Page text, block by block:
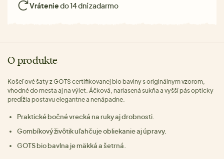
Vráteniedo 14 dní zadarmo
O produkte
Košeľové šaty z GOTS certifikovanej bio bavlny s originálnym vzorom,
vhodné do mesta aj na výlet. Áčková, nariasená sukňa a vyšší pás opticky
predĺžia postavu elegantne a nenápadne.
Praktické bočné vrecká na ruky aj drobnosti.
Gombíkový živôtik uľahčuje obliekanie aj úpravy.
GOTS bio bavlna je mäkká a šetrná.